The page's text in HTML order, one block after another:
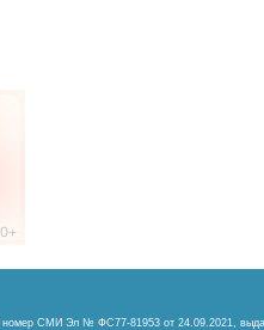
номер СМИ Эл № ФС77-81953 от 24.09.2021,